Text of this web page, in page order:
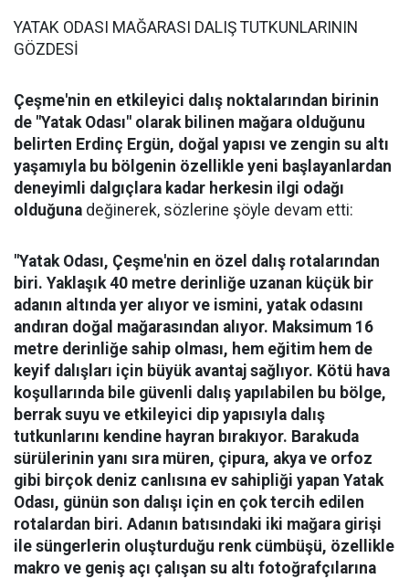
YATAK ODASI MAĞARASI DALIŞ TUTKUNLARININ
GÖZDESİ
Çeşme'nin en etkileyici dalış noktalarından birinin
de "Yatak Odası" olarak bilinen mağara olduğunu
belirten Erdinç Ergün, doğal yapısı ve zengin su altı
yaşamıyla bu bölgenin özellikle yeni başlayanlardan
deneyimli dalgıçlara kadar herkesin ilgi odağı
olduğuna değinerek, sözlerine şöyle devam etti:
"Yatak Odası, Çeşme'nin en özel dalış rotalarından
biri. Yaklaşık 40 metre derinliğe uzanan küçük bir
adanın altında yer alıyor ve ismini, yatak odasını
andıran doğal mağarasından alıyor. Maksimum 16
metre derinliğe sahip olması, hem eğitim hem de
keyif dalışları için büyük avantaj sağlıyor. Kötü hava
koşullarında bile güvenli dalış yapılabilen bu bölge,
berrak suyu ve etkileyici dip yapısıyla dalış
tutkunlarını kendine hayran bırakıyor. Barakuda
sürülerinin yanı sıra müren, çipura, akya ve orfoz
gibi birçok deniz canlısına ev sahipliği yapan Yatak
Odası, günün son dalışı için en çok tercih edilen
rotalardan biri. Adanın batısındaki iki mağara girişi
ile süngerlerin oluşturduğu renk cümbüşü, özellikle
makro ve geniş açı çalışan su altı fotoğrafçılarına